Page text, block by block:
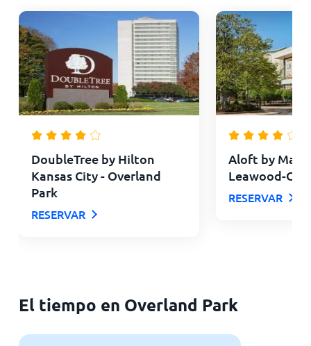
DoubleTree by Hilton
Kansas City - Overland
Park
RESERVAR
Aloft by
Leawood-
RESERVAR
El tiempo en Overland Park